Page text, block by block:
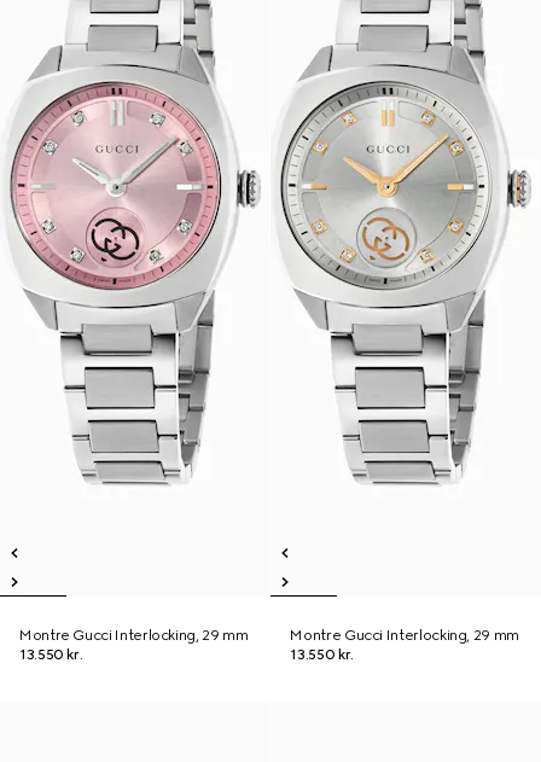
Montre Gucci Interlocking, 29 mm
13.550 kr.
Montre Gucci Interlocking, 29 mm
13.550 kr.